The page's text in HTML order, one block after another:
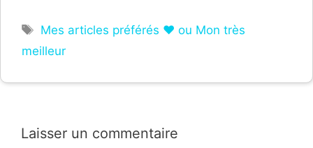
Étiquettes
Mes articles préférés ❤ ou Mon très
meilleur
Laisser un commentaire